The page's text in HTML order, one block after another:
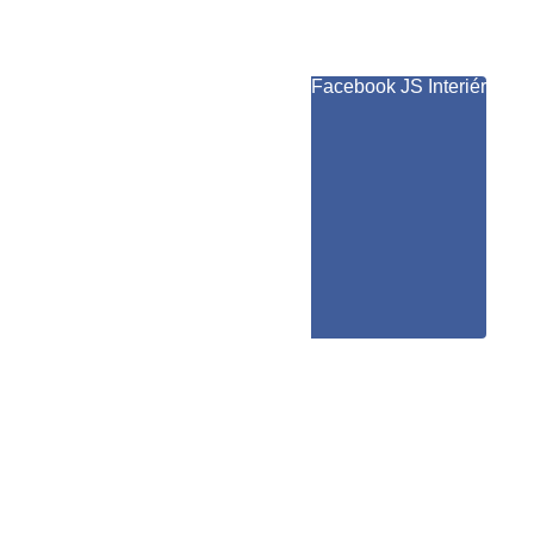
Facebook JS Interiér